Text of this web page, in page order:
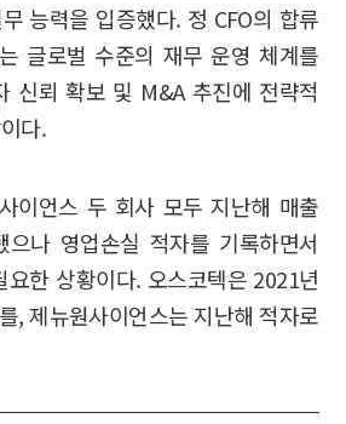
능력을 입증했다. 정 CFO의 합류
글로벌 수준의 재무 운영 체계를
신뢰 확보 및 M&A 추진에 전략적
다.
이언스 두 회사 모두 지난해 매출
나 영업손실 적자를 기록하면서
한 상황이다. 오스코텍은 2021년
, 제뉴원사이언스는 지난해 적자로